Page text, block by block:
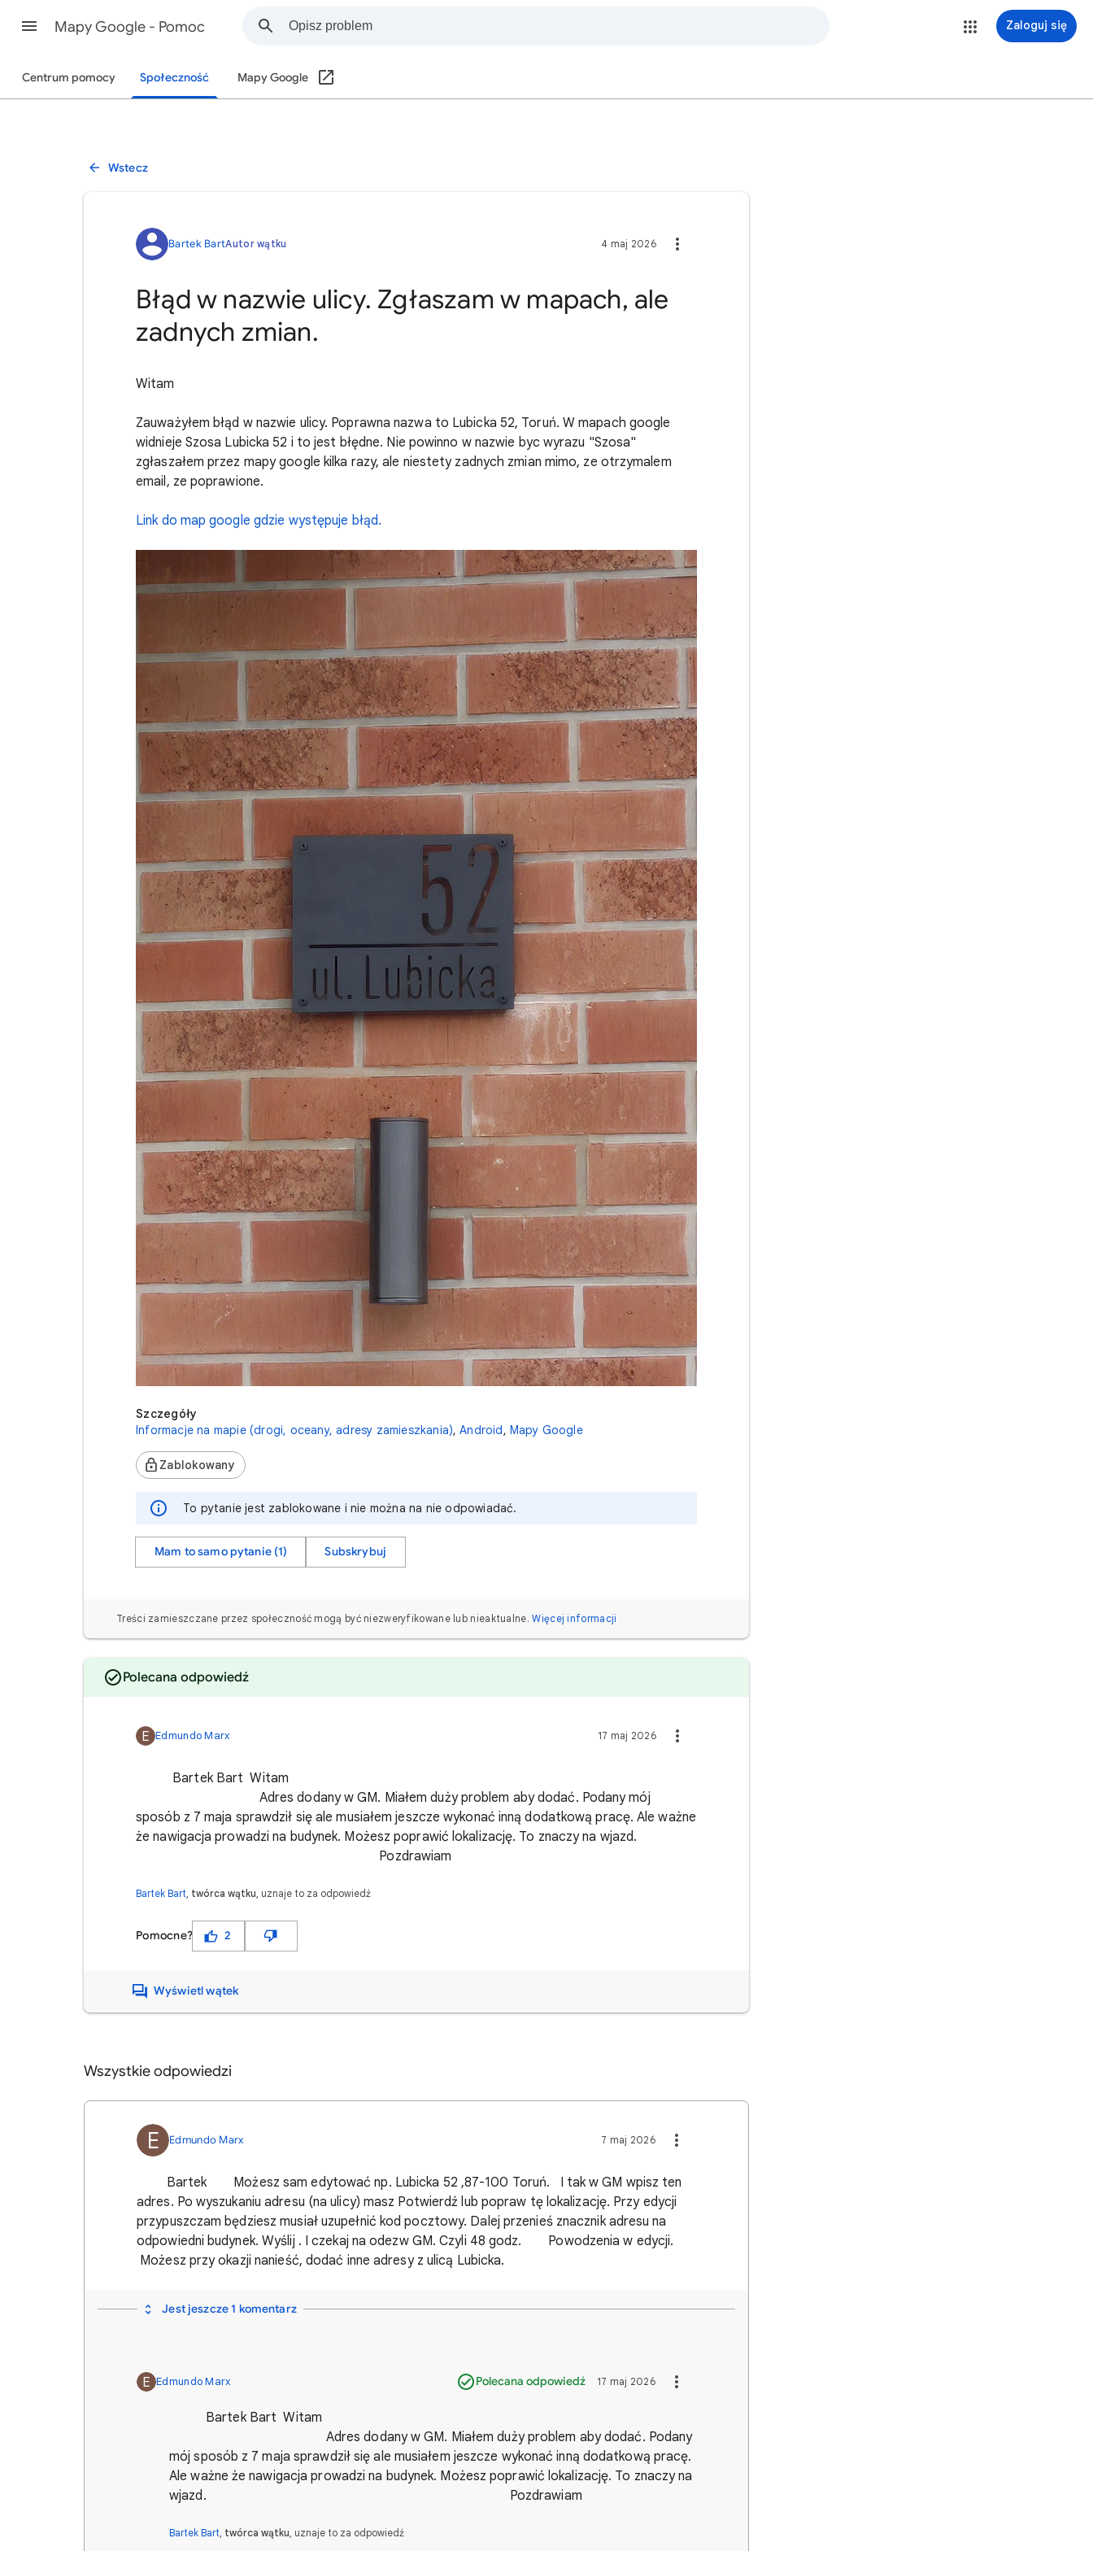
Mapy Google - Pomoc Zaloguj się
Centrum pomocy Społeczność Mapy Google
Wstecz
Bartek BartAutor wątku 4 maj 2026
Błąd w nazwie ulicy. Zgłaszam w mapach, ale
zadnych zmian.
Witam
Zauważyłem błąd w nazwie ulicy. Poprawna nazwa to Lubicka 52, Toruń. W mapach google
widnieje Szosa Lubicka 52 i to jest błędne. Nie powinno w nazwie byc wyrazu "Szosa"
zgłaszałem przez mapy google kilka razy, ale niestety zadnych zmian mimo, ze otrzymalem
email, ze poprawione.
Link do map google gdzie występuje błąd.
Szczegóły
Informacje na mapie (drogi, oceany, adresy zamieszkania), Android, Mapy Google
Zablokowany
To pytanie jest zablokowane i nie można na nie odpowiadać.
Mam to samo pytanie (1) Subskrybuj
Treści zamieszczane przez społeczność mogą być niezweryfikowane lub nieaktualne. Więcej informacji
Polecana odpowiedź
E Edmundo Marx 17 maj 2026
Bartek Bart Witam
Adres dodany w GM. Miałem duży problem aby dodać. Podany mój
sposób z 7 maja sprawdził się ale musiałem jeszcze wykonać inną dodatkową pracę. Ale ważne
że nawigacja prowadzi na budynek. Możesz poprawić lokalizację. To znaczy na wjazd.
Pozdrawiam
Bartek Bart twórca wątku , uznaje to za odpowiedź
Pomocne? 2
Wyświetl wątek
Wszystkie odpowiedzi
E Edmundo Marx 7 maj 2026
Bartek Możesz sam edytować np. Lubicka 52 ,87-100 Toruń. I tak w GM wpisz ten
adres. Po wyszukaniu adresu (na ulicy) masz Potwierdź lub popraw tę lokalizację. Przy edycji
przypuszczam będziesz musiał uzupełnić kod pocztowy. Dalej przenieś znacznik adresu na
odpowiedni budynek. Wyślij . I czekaj na odezw GM. Czyli 48 godz. Powodzenia w edycji.
Możesz przy okazji nanieść, dodać inne adresy z ulicą Lubicka.
Jest jeszcze 1 komentarz
E Edmundo Marx Polecana odpowiedź 17 maj 2026
Bartek Bart Witam
Adres dodany w GM. Miałem duży problem aby dodać. Podany
mój sposób z 7 maja sprawdził się ale musiałem jeszcze wykonać inną dodatkową pracę.
Ale ważne że nawigacja prowadzi na budynek. Możesz poprawić lokalizację. To znaczy na
wjazd. Pozdrawiam
Bartek Bart twórca wątku , uznaje to za odpowiedź